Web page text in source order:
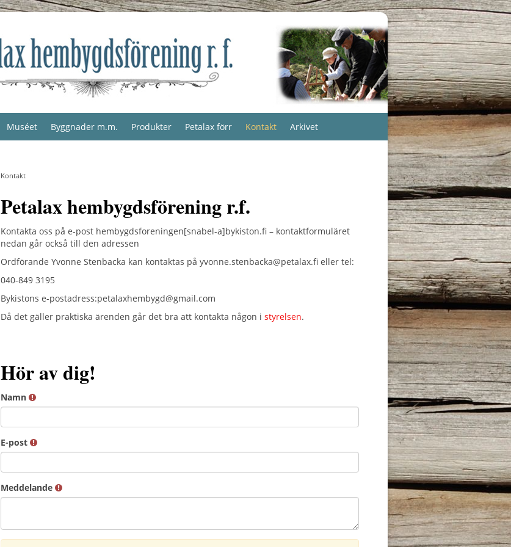
Muséet Byggnader m.m. Produkter Petalax förr Kontakt Arkivet
Kontakt
Petalax hembygdsförening r.f.
Kontakta oss på e-post hembygdsforeningen[snabel-a]bykiston.fi – kontaktformuläret
nedan går också till den adressen
Ordförande Yvonne Stenbacka kan kontaktas på yvonne.stenbacka@petalax.fi eller tel:
040-849 3195
Bykistons e-postadress:petalaxhembygd@gmail.com
Då det gäller praktiska ärenden går det bra att kontakta någon i styrelsen.
Hör av dig!
Namn
E-post
Meddelande